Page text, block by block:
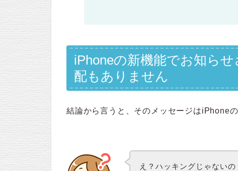
iPhoneの新機能でお知ら
配もありません
結論から言うと、そのメッセージはiPhone
え？ハッキングじゃないの